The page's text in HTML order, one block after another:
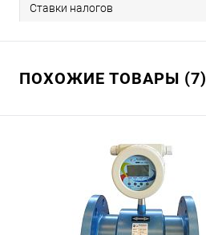
Ставки налогов
ПОХОЖИЕ ТОВАРЫ (7)